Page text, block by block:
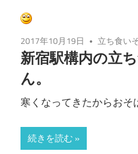
2017年10月19日 立ち食い
新宿駅構内の立
ん。
寒くなってきたからおそ
続きを読む